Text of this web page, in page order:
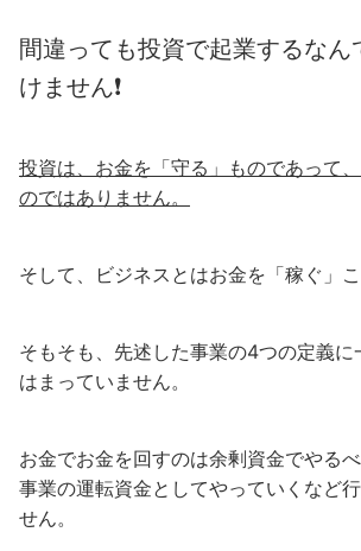
間違っても投資で起業するなん
けません❗
投資は、お金を「守る」ものであって
のではありません。
そして、ビジネスとはお金を「稼ぐ」こ
そもそも、先述した事業の4つの定義に
はまっていません。
お金でお金を回すのは余剰資金でやるべ
事業の運転資金としてやっていくなど
せん。